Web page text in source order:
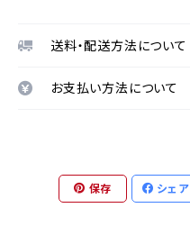
送料・配送方法について
お支払い方法について
保存 シェア